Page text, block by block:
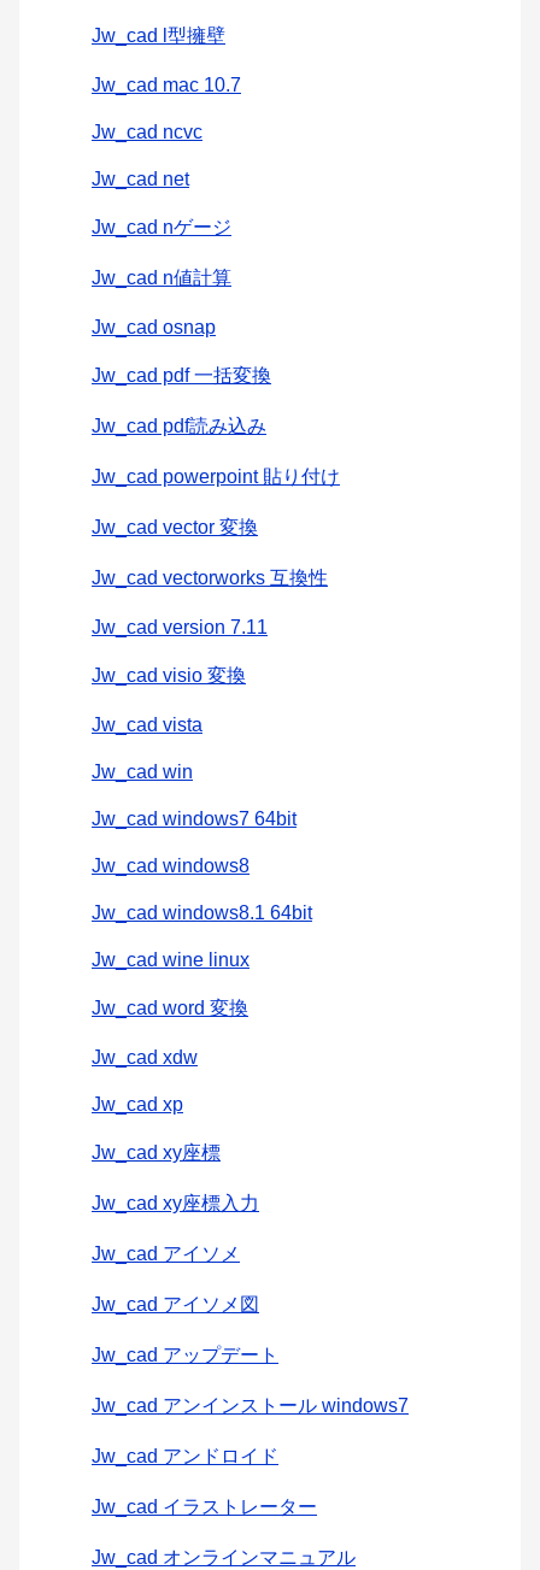
Jw_cad l型擁壁
Jw_cad mac 10.7
Jw_cad ncvc
Jw_cad net
Jw_cad nゲージ
Jw_cad n値計算
Jw_cad osnap
Jw_cad pdf 一括変換
Jw_cad pdf読み込み
Jw_cad powerpoint 貼り付け
Jw_cad vector 変換
Jw_cad vectorworks 互換性
Jw_cad version 7.11
Jw_cad visio 変換
Jw_cad vista
Jw_cad win
Jw_cad windows7 64bit
Jw_cad windows8
Jw_cad windows8.1 64bit
Jw_cad wine linux
Jw_cad word 変換
Jw_cad xdw
Jw_cad xp
Jw_cad xy座標
Jw_cad xy座標入力
Jw_cad アイソメ
Jw_cad アイソメ図
Jw_cad アップデート
Jw_cad アンインストール windows7
Jw_cad アンドロイド
Jw_cad イラストレーター
Jw_cad オンラインマニュアル